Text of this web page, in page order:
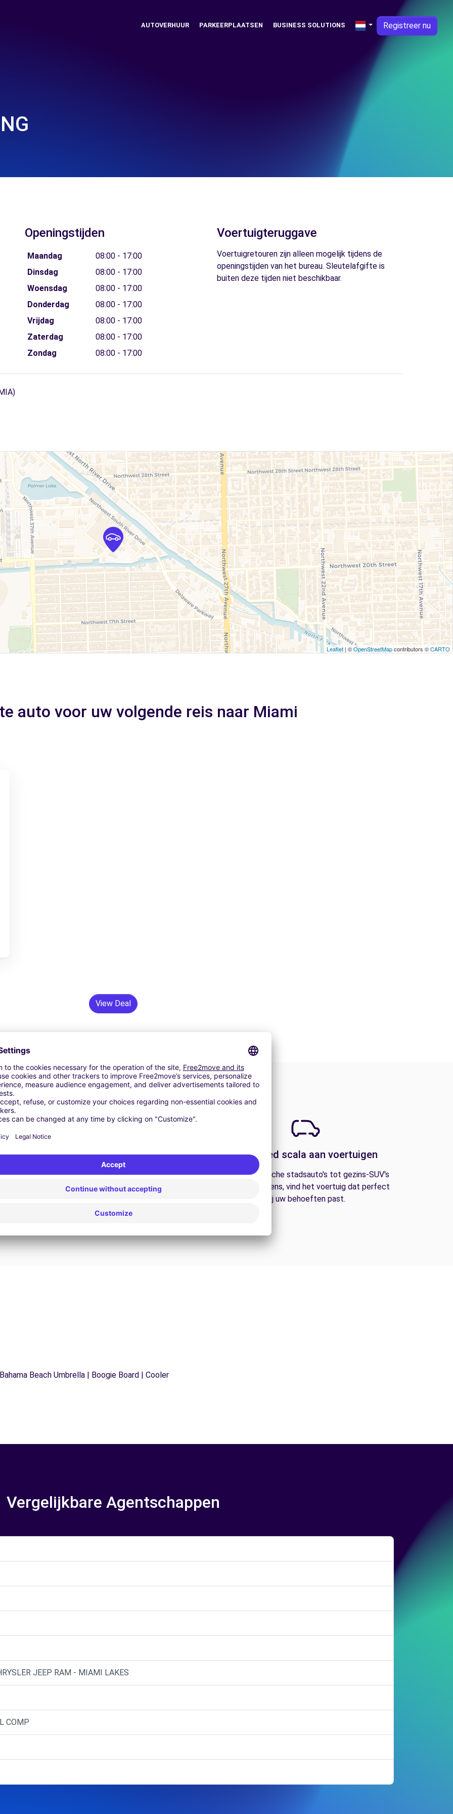
AUTOVERHUUR PARKEERPLAATSEN BUSINESS SOLUTIONS Registreer nu
Openingstijden
Maandag
08:00 - 17:00
Dinsdag
08:00 - 17:00
Woensdag
08:00 - 17:00
Donderdag
08:00 - 17:00
Vrijdag
08:00 - 17:00
Zaterdag
08:00 - 17:00
Zondag
08:00 - 17:00
Voertuigteruggave
Voertuigretouren zijn alleen mogelijk tijdens de
openingstijden van het bureau. Sleutelafgifte is
buiten deze tijden niet beschikbaar.
Leaflet | ©OpenStreetMapcontributors ©CARTO
auto voor uw volgende reis naar Miami
View Deal
24/7 Assistentie
Problemen op de weg? Onze
ondersteuningsdienst is te allen tijde beschikbaar
Een breed scala aan voertuigen
Van economische stadsauto's tot gezins-SUV's
en bestelwagens, vind het voertuig dat perfect
bij uw behoeften past.
Beach Umbrella | Boogie Board | Cooler
Vergelijkbare Agentschappen
JEEP RAM - MIAMI LAKES
COMP